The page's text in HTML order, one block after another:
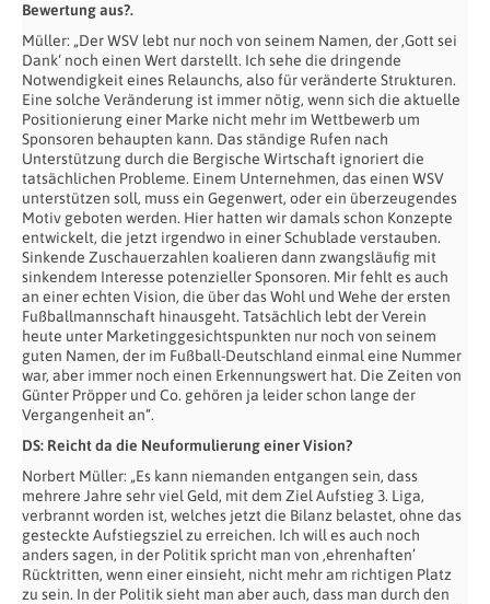
Bewertung aus?.
Müller: „Der WSV lebt nur noch von seinem Namen, der ‚Gott sei
Dank‘ noch einen Wert darstellt. Ich sehe die dringende
Notwendigkeit eines Relaunchs, also für veränderte Strukturen.
Eine solche Veränderung ist immer nötig, wenn sich die aktuelle
Positionierung einer Marke nicht mehr im Wettbewerb um
Sponsoren behaupten kann. Das ständige Rufen nach
Unterstützung durch die Bergische Wirtschaft ignoriert die
tatsächlichen Probleme. Einem Unternehmen, das einen WSV
unterstützen soll, muss ein Gegenwert, oder ein überzeugendes
Motiv geboten werden. Hier hatten wir damals schon Konzepte
entwickelt, die jetzt irgendwo in einer Schublade verstauben.
Sinkende Zuschauerzahlen koalieren dann zwangsläufig mit
sinkendem Interesse potenzieller Sponsoren. Mir fehlt es auch
an einer echten Vision, die über das Wohl und Wehe der ersten
Fußballmannschaft hinausgeht. Tatsächlich lebt der Verein
heute unter Marketinggesichtspunkten nur noch von seinem
guten Namen, der im Fußball-Deutschland einmal eine Nummer
war, aber immer noch einen Erkennungswert hat. Die Zeiten von
Günter Pröpper und Co. gehören ja leider schon lange der
Vergangenheit an“.
DS: Reicht da die Neuformulierung einer Vision?
Norbert Müller: „Es kann niemanden entgangen sein, dass
mehrere Jahre sehr viel Geld, mit dem Ziel Aufstieg 3. Liga,
verbrannt worden ist, welches jetzt die Bilanz belastet, ohne das
gesteckte Aufstiegsziel zu erreichen. Ich will es auch noch
anders sagen, in der Politik spricht man von ‚ehrenhaften’
Rücktritten, wenn einer einsieht, nicht mehr am richtigen Platz
zu sein. In der Politik sieht man aber auch, dass man durch den